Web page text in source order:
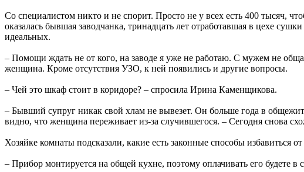
Со специалистом никто и не спорит. Просто не у всех есть 400 тысяч,
оказалась бывшая заводчанка, тринадцать лет отработавшая в цехе
идеальных.
– Помощи ждать не от кого, на заводе я уже не работаю. С мужем не
женщина. Кроме отсутствия УЗО, к ней появились и другие вопросы.
– Чей это шкаф стоит в коридоре? – спросила Ирина Каменщикова.
– Бывший супруг никак свой хлам не вывезет. Он больше года в
видно, что жен­щина переживает из-за случившегося. – Сегодня снова
Хозяйке комнаты подсказали, какие есть законные способы
– Прибор монтируется на общей кухне, поэтому оплачивать его будете